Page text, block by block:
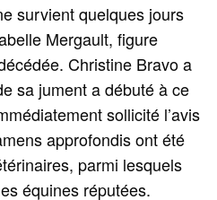
survient quelques jours
Mergault, figure
Christine Bravo a
sa jument a débuté à ce
sollicité l’avis
approfondis ont été
parmi lesquels
équines réputées.